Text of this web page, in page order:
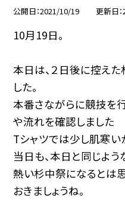
公開日 2021/10/19 更新日
10月19日。
本日は、２日後に控え
した。
本番さながらに競技を
や流れを確認しました
Tシャツでは少し肌寒い
当日も、本日と同じよう
熱い杉中祭になるとは
おきましょうね。